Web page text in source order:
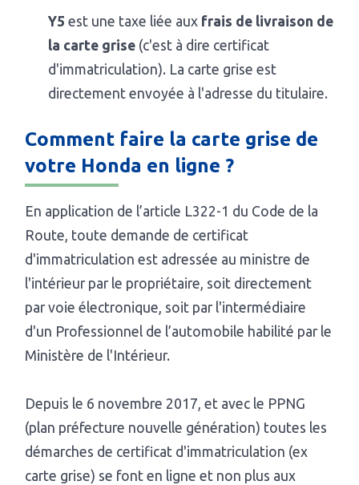
Y5 est une taxe liée aux frais de livraison de
la carte grise (c'est à dire certificat
d'immatriculation). La carte grise est
directement envoyée à l'adresse du titulaire.
Comment faire la carte grise de
votre Honda en ligne ?
En application de l’article L322-1 du Code de la
Route, toute demande de certificat
d'immatriculation est adressée au ministre de
l'intérieur par le propriétaire, soit directement
par voie électronique, soit par l'intermédiaire
d'un Professionnel de l’automobile habilité par le
Ministère de l'Intérieur.
Depuis le 6 novembre 2017, et avec le PPNG
(plan préfecture nouvelle génération) toutes les
démarches de certificat d'immatriculation (ex
carte grise) se font en ligne et non plus aux